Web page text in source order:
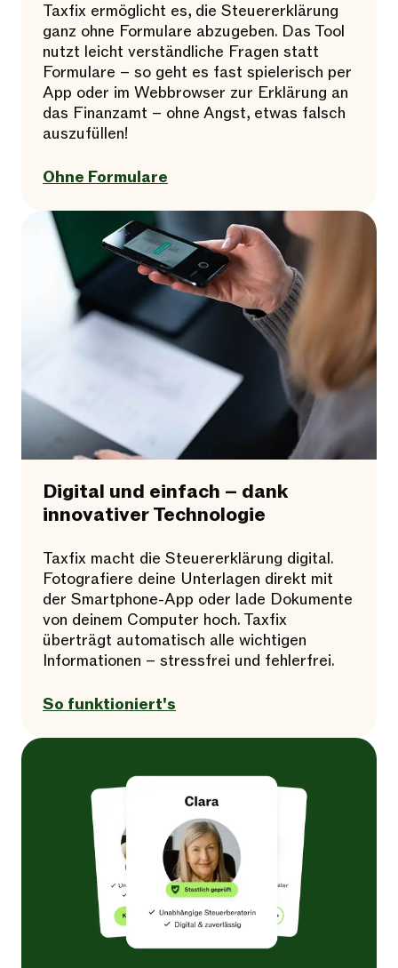
Taxfix ermöglicht es, die Steuererklärung
ganz ohne Formulare abzugeben. Das Tool
nutzt leicht verständliche Fragen statt
Formulare – so geht es fast spielerisch per
App oder im Webbrowser zur Erklärung an
das Finanzamt – ohne Angst, etwas falsch
auszufüllen!
Ohne Formulare
Digital und einfach – dank
innovativer Technologie
Taxfix macht die Steuererklärung digital.
Fotografiere deine Unterlagen direkt mit
der Smartphone-App oder lade Dokumente
von deinem Computer hoch. Taxfix
überträgt automatisch alle wichtigen
Informationen – stressfrei und fehlerfrei.
So funktioniert's